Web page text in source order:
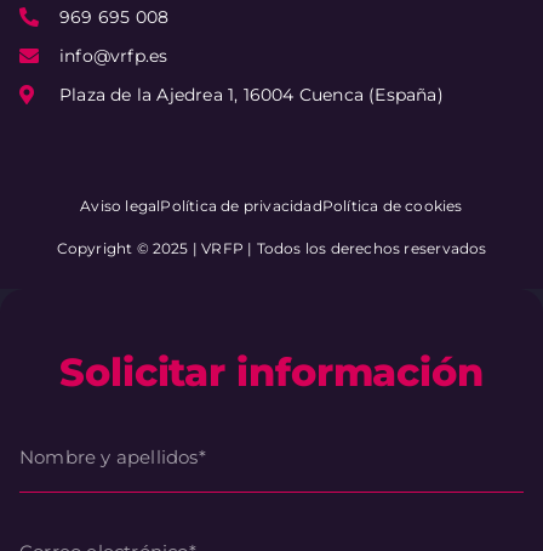
969 695 008
info@vrfp.es
Plaza de la Ajedrea 1, 16004 Cuenca (España)
Copyright © 2025 | VRFP | Todos los derechos reservados
Aviso legalPolítica de privacidadPolítica de cookies
Solicitar información